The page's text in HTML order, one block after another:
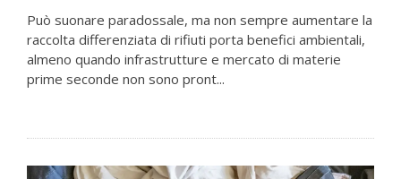
Può suonare paradossale, ma non sempre aumentare la
raccolta differenziata di rifiuti porta benefici ambientali,
almeno quando infrastrutture e mercato di materie
prime seconde non sono pront...